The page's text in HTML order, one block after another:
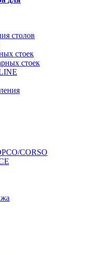
столов
стоек
стоек
CORSO